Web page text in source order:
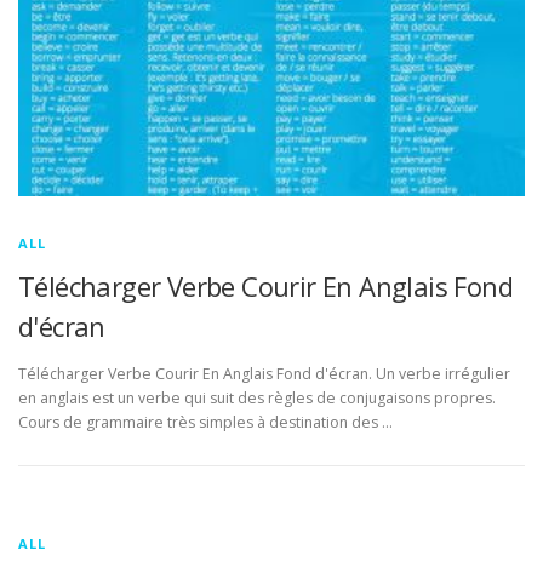
ALL
Télécharger Verbe Courir En Anglais Fond
d'écran
Télécharger Verbe Courir En Anglais Fond d'écran. Un verbe irrégulier
en anglais est un verbe qui suit des règles de conjugaisons propres.
Cours de grammaire très simples à destination des …
ALL